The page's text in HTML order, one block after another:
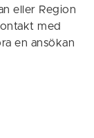
eller Region
med
en ansökan